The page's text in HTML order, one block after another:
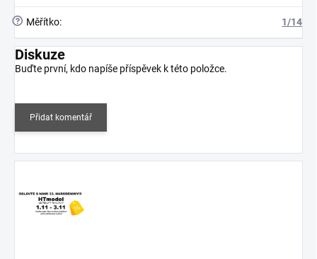
? Měřítko: 1/14
Diskuze
Buďte první, kdo napíše příspěvek k této položce.
Přidat komentář